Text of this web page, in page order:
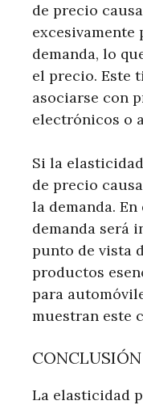
de precio
demanda, lo
el precio. Este
asociarse con
electrónicos o
Si la
de precio
la demanda.
demanda será
punto de vista
productos
para
muestran este
CONCLUSIÓN
La elasticidad